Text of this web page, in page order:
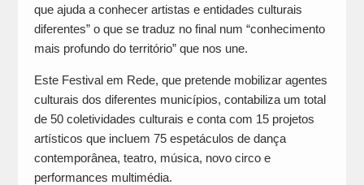
que ajuda a conhecer artistas e entidades culturais
diferentes” o que se traduz no final num “conhecimento
mais profundo do território” que nos une.
Este Festival em Rede, que pretende mobilizar agentes
culturais dos diferentes municípios, contabiliza um total
de 50 coletividades culturais e conta com 15 projetos
artísticos que incluem 75 espetáculos de dança
contemporânea, teatro, música, novo circo e
performances multimédia.